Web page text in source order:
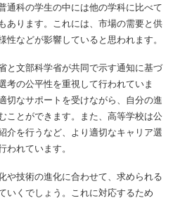
通科の学生の中には他の学科に比べて
あります。これには、市場の需要と供
などが影響していると思われます。
と文部科学省が共同で示す通知に基づ
考の公平性を重視して行われていま
切なサポートを受けながら、自分の進
ことができます。また、高等学校は公
介を行うなど、より適切なキャリア選
れています。
や技術の進化に合わせて、求められる
いくでしょう。これに対応するため